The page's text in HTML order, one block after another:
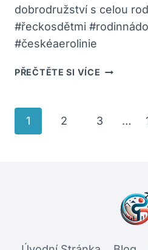
dobrodružství s celou
#řeckosdětmi
#českéaerolinie
PŘEČTĚTE SI VÍCE ŘECKO
ZDARMA
Navigace
Na
1 2 3 …